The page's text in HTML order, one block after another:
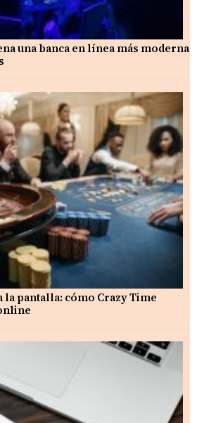
una banca en línea más moderna
la pantalla: cómo Crazy Time